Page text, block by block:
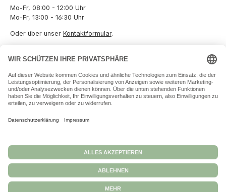
Mo-Fr, 08:00 - 12:00 Uhr
Mo-Fr, 13:00 - 16:30 Uhr
Oder über unser Kontaktformular.
Vertrag widerrufen
Informationen
Unternehmen
Datenschutz
Versand und Zahlung
Allgemeine Geschäftsbedingungen
Widerrufsbelehrungen